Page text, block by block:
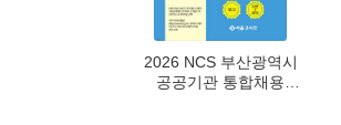
2026 NCS 부산광역시
공공기관 통합채용